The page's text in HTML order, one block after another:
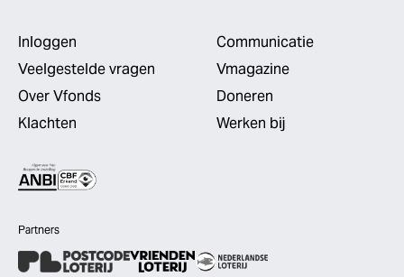
Inloggen
Veelgestelde vragen
Over Vfonds
Klachten
Communicatie
Vmagazine
Doneren
Werken bij
Partners